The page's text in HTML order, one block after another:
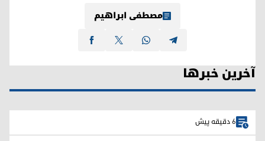
مصطفی ابراهیم
آخرین خبرها
6 دقیقه پیش